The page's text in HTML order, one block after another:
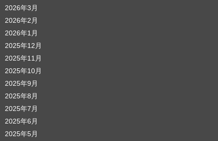
2026年3月
2026年2月
2026年1月
2025年12月
2025年11月
2025年10月
2025年9月
2025年8月
2025年7月
2025年6月
2025年5月